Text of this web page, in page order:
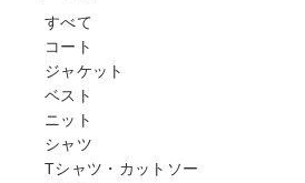
すべて
コート
ジャケット
ベスト
ニット
シャツ
Tシャツ・カットソー